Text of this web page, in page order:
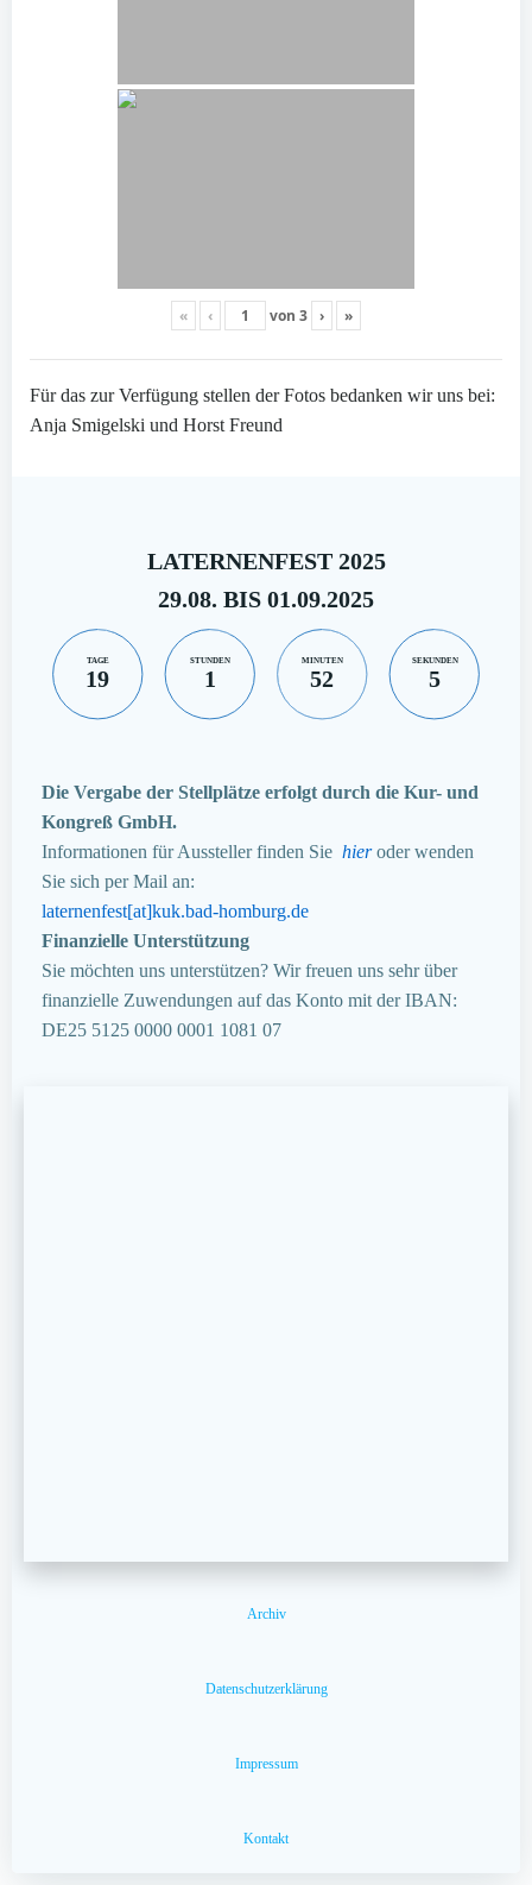
« ‹ von 3 › »
Für das zur Verfügung stellen der Fotos bedanken wir uns bei:
Anja Smigelski und Horst Freund
LATERNENFEST 2025
29.08. BIS 01.09.2025
TAGE
19
STUNDEN
1
MINUTEN
52
SEKUNDEN
4
Die Vergabe der Stellplätze erfolgt durch die Kur- und
Kongreß GmbH.
Informationen für Aussteller finden Sie hieroder wenden
Sie sich per Mail an:
laternenfest[at]kuk.bad-homburg.de
Finanzielle Unterstützung
Sie möchten uns unterstützen? Wir freuen uns sehr über
finanzielle Zuwendungen auf das Konto mit der IBAN:
DE25 5125 0000 0001 1081 07
Archiv
Datenschutzerklärung
Impressum
Kontakt